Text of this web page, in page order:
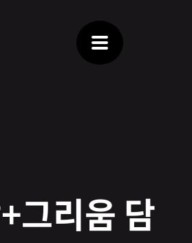
리움 담